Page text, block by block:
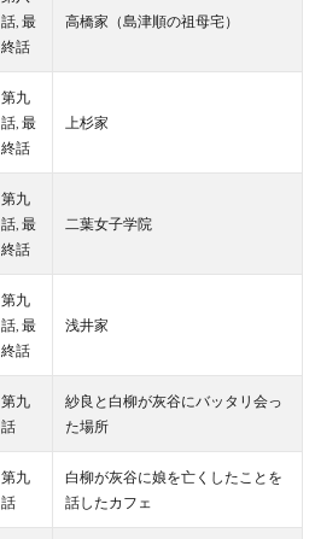
話, 最
終話
高橋家（島津順の祖母宅）
第九
話, 最
終話
上杉家
第九
話, 最
終話
二葉女子学院
第九
話, 最
終話
浅井家
第九
話
紗良と白柳が灰谷にバッタリ会っ
た場所
第九
話
白柳が灰谷に娘を亡くしたことを
話したカフェ